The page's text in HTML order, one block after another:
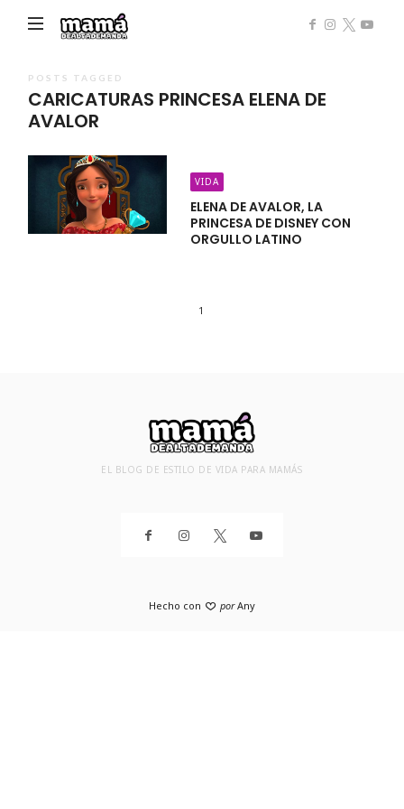
Demanda
POSTS TAGGED
CARICATURAS PRINCESA ELENA DE
AVALOR
VIDA
ELENA DE AVALOR, LA
PRINCESA DE DISNEY CON
ORGULLO LATINO
1
EL BLOG DE ESTILO DE VIDA PARA MAMÁS
Hecho con porAny